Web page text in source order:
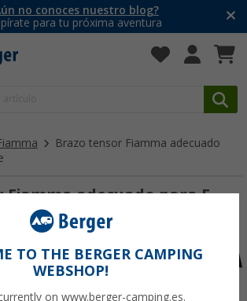
no conoces nuestro blog?
para tu próxima aventura
Brazo tensor Fiamma adecuado
adecuado para F.
TO THE BERGER CAMPING
WEBSHOP!
on www.berger-camping.es.